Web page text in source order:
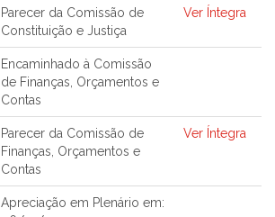
Parecer da Comissão de
Constituição e Justiça
Ver Íntegra
Encaminhado à Comissão
de Finanças, Orçamentos e
Contas
Parecer da Comissão de
Finanças, Orçamentos e
Contas
Ver Íntegra
Apreciação em Plenário em: